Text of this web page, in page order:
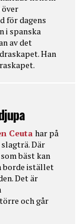
över
för dagens
i spanska
av det
Han
Ceuta har på
Där
bäst kan
borde istället
Det är
och går